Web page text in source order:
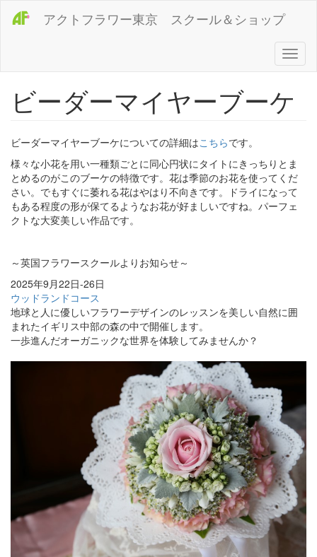
アクトフラワー東京 スクール＆ショップ
ビーダーマイヤーブーケ
ビーダーマイヤーブーケについての詳細はこちらです。
様々な小花を用い一種類ごとに同心円状にタイトにきっちりとま
とめるのがこのブーケの特徴です。花は季節のお花を使ってくだ
さい。でもすぐに萎れる花はやはり不向きです。ドライになって
もある程度の形が保てるようなお花が好ましいですね。パーフェ
クトな大変美しい作品です。
～英国フラワースクールよりお知らせ～
2025年9月22日-26日
ウッドランドコース
地球と人に優しいフラワーデザインのレッスンを美しい自然に囲
まれたイギリス中部の森の中で開催します。
一歩進んだオーガニックな世界を体験してみませんか？